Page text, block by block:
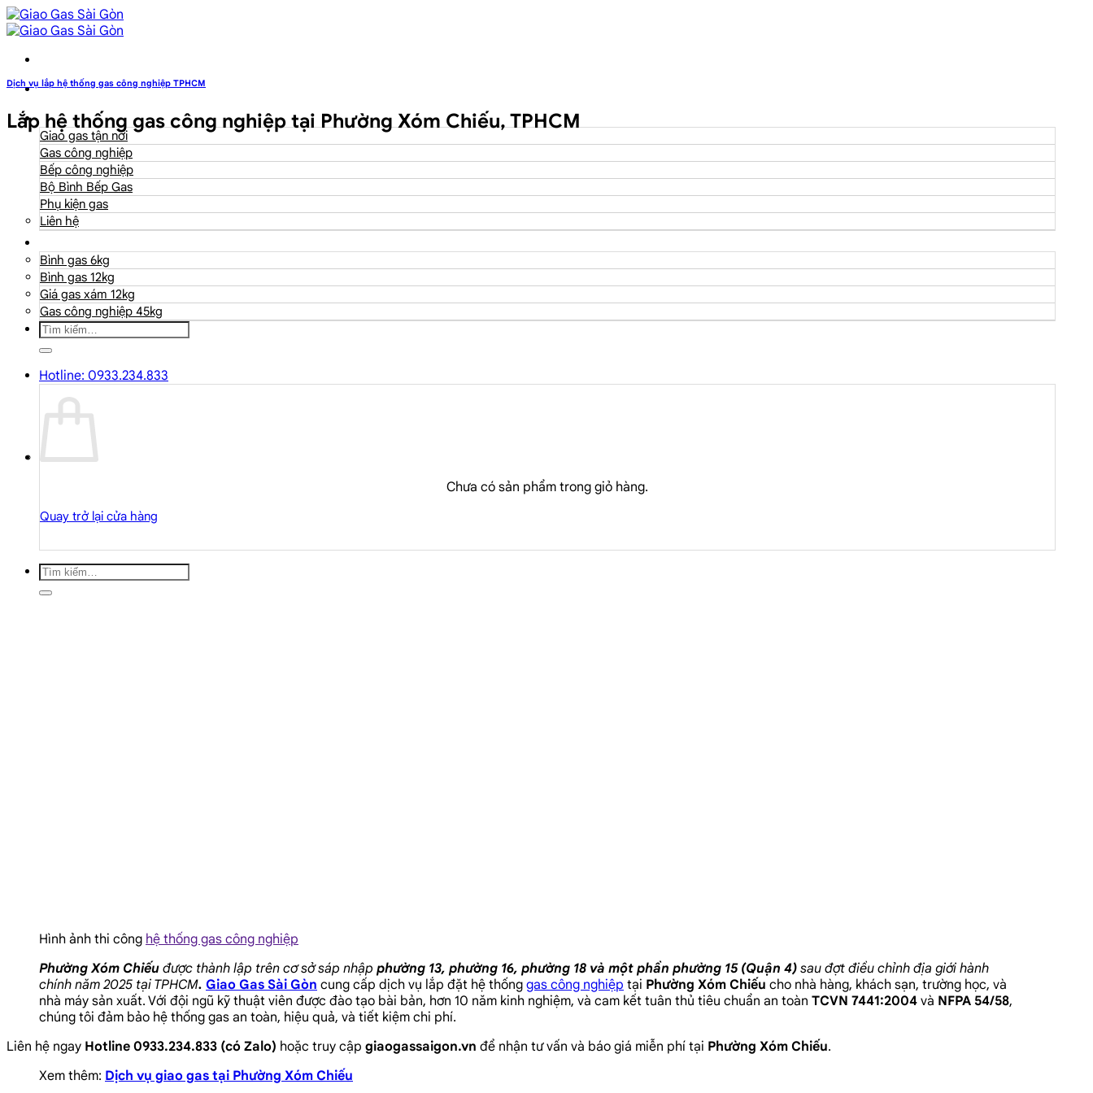
Danh mục
Giao gas tận nơi
Gas công nghiệp
Bếp công nghiệp
Bộ Bình Bếp Gas
Phụ kiện gas
Liên hệ
Bình gas 6kg
Bình gas 12kg
Giá gas xám 12kg
Gas công nghiệp 45kg
Tìm
kiếm:
Hotline: 0933.234.833
Chưa có sản phẩm trong giỏ hàng.
Quay trở lại cửa hàng
Tìm
kiếm:
Dịch vụ lắp hệ thống gas công nghiệp TPHCM
Lắp hệ thống gas công nghiệp tại Phường Xóm Chiếu, TPHCM
Hình ảnh thi công hệ thống gas công nghiệp
Phường Xóm Chiếu được thành lập trên cơ sở sáp nhập phường 13, phường 16, phường 18 và một phần phường 15 (Quận 4) sau đợt điều chỉnh địa giới hành
chính năm 2025 tại TPHCM. Giao Gas Sài Gòn cung cấp dịch vụ lắp đặt hệ thống gas công nghiệp tại Phường Xóm Chiếu cho nhà hàng, khách sạn, trường học, và
nhà máy sản xuất. Với đội ngũ kỹ thuật viên được đào tạo bài bản, hơn 10 năm kinh nghiệm, và cam kết tuân thủ tiêu chuẩn an toàn TCVN 7441:2004 và NFPA 54/58,
chúng tôi đảm bảo hệ thống gas an toàn, hiệu quả, và tiết kiệm chi phí.
Liên hệ ngay Hotline 0933.234.833 (có Zalo) hoặc truy cập giaogassaigon.vn để nhận tư vấn và báo giá miễn phí tại Phường Xóm Chiếu.
Xem thêm: Dịch vụ giao gas tại Phường Xóm Chiếu